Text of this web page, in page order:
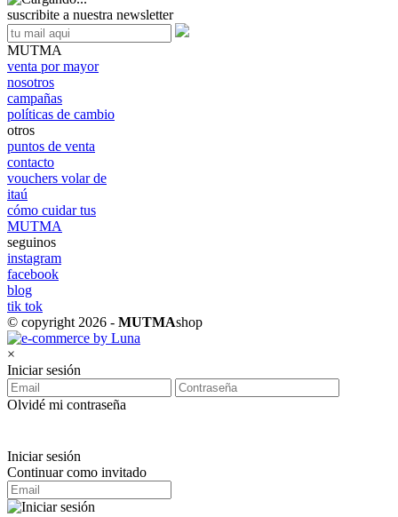
suscribite a nuestra newsletter
MUTMA
venta por mayor
nosotros
campañas
políticas de cambio
otros
puntos de venta
contacto
vouchers volar de
itaú
cómo cuidar tus
MUTMA
seguinos
instagram
facebook
blog
tik tok
© copyright 2026 - MUTMAshop
×
Iniciar sesión
Olvidé mi contraseña
Iniciar sesión
Continuar como invitado